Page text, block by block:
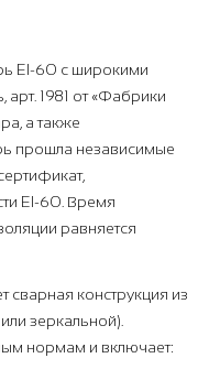
EI-60 с широкими
1981 от «Фабрики
а также
прошла независимые
EI-60. Время
равняется
сварная конструкция из
зеркальной).
нормам и включает: